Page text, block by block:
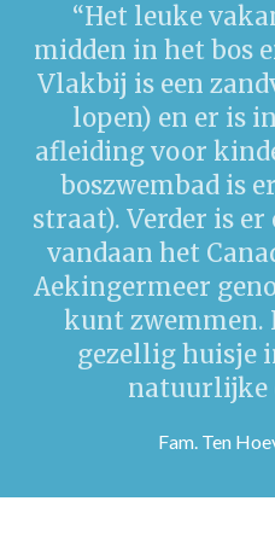
“Het leuke
midden in het bos
Vlakbij is een
lopen) en er is
afleiding voor
boszwembad is
straat). Verder is
vandaan het
Aekingermeer
kunt zwemmen.
gezellig huisje
natuurlijke
Fam. Ten